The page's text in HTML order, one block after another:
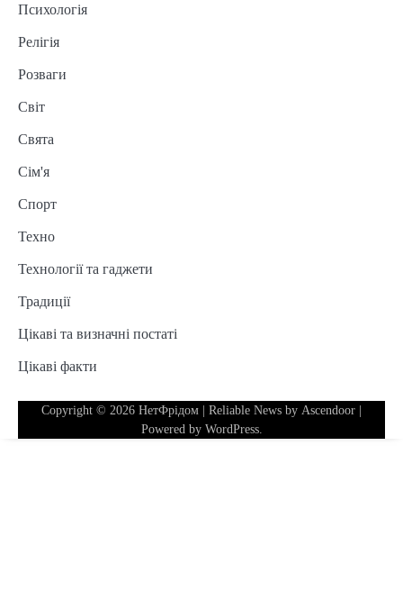
Психологія
Релігія
Розваги
Світ
Свята
Сім'я
Спорт
Техно
Технології та гаджети
Традиції
Цікаві та визначні постаті
Цікаві факти
Copyright © 2026 НетФрідом | Reliable News by Ascendoor
Powered by WordPress.